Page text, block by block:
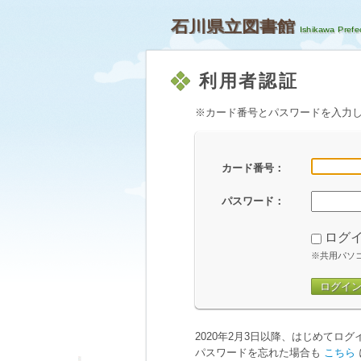
石川県立図書館
利用者認証
※カード番号とパスワードを入力
カード番号：
パスワード：
ログ
※共用パソ
ログイン
2020年2月3日以降、はじめてログ
パスワードを忘れた場合も こちら